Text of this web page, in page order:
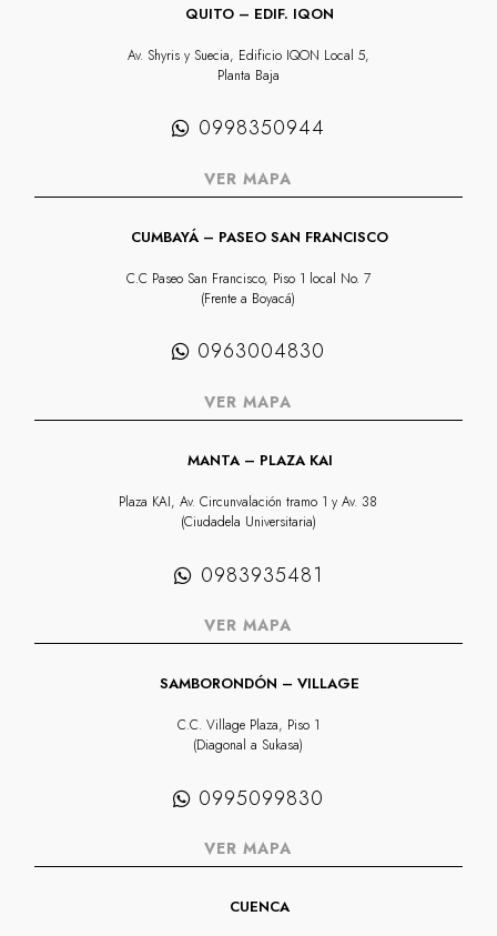
QUITO – EDIF. IQON
Av. Shyris y Suecia, Edificio IQON Local 5,
Planta Baja
0998350944
VER MAPA
CUMBAYÁ – PASEO SAN FRANCISCO
C.C Paseo San Francisco, Piso 1 local No. 7
(Frente a Boyacá)
0963004830
VER MAPA
MANTA – PLAZA KAI
Plaza KAI, Av. Circunvalación tramo 1 y Av. 38
(Ciudadela Universitaria)
0983935481
VER MAPA
SAMBORONDÓN – VILLAGE
C.C. Village Plaza, Piso 1
(Diagonal a Sukasa)
0995099830
VER MAPA
CUENCA